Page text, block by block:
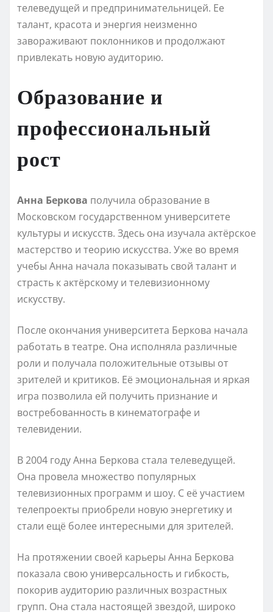
телеведущей и предпринимательницей. Ее
талант, красота и энергия неизменно
завораживают поклонников и продолжают
привлекать новую аудиторию.
Образование и
профессиональный
рост
Анна Беркова получила образование в
Московском государственном университете
культуры и искусств. Здесь она изучала актёрское
мастерство и теорию искусства. Уже во время
учебы Анна начала показывать свой талант и
страсть к актёрскому и телевизионному
искусству.
После окончания университета Беркова начала
работать в театре. Она исполняла различные
роли и получала положительные отзывы от
зрителей и критиков. Её эмоциональная и яркая
игра позволила ей получить признание и
востребованность в кинематографе и
телевидении.
В 2004 году Анна Беркова стала телеведущей.
Она провела множество популярных
телевизионных программ и шоу. С её участием
телепроекты приобрели новую энергетику и
стали ещё более интересными для зрителей.
На протяжении своей карьеры Анна Беркова
показала свою универсальность и гибкость,
покорив аудиторию различных возрастных
групп. Она стала настоящей звездой, широко